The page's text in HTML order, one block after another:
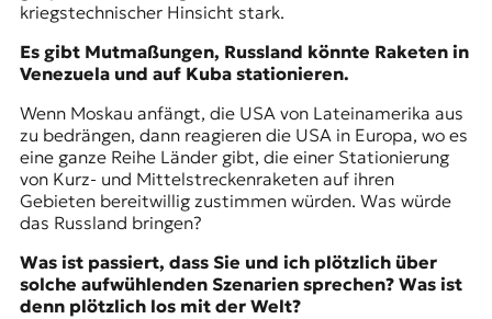
kriegstechnischer Hinsicht stark.
Es gibt Mutmaßungen, Russland könnte Raketen in
Venezuela und auf Kuba stationieren.
Wenn Moskau anfängt, die USA von Lateinamerika aus
zu bedrängen, dann reagieren die USA in Europa, wo es
eine ganze Reihe Länder gibt, die einer Stationierung
von Kurz- und Mittelstreckenraketen auf ihren
Gebieten bereitwillig zustimmen würden. Was würde
das Russland bringen?
Was ist passiert, dass Sie und ich plötzlich über
solche aufwühlenden Szenarien sprechen? Was ist
denn plötzlich los mit der Welt?